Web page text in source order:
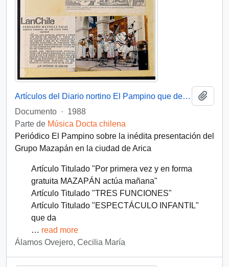
Artículos del Diario nortino El Pampino que destacan la presentación del Grupo Mazapán en la ciudad
Documento · 1988
Parte de Música Docta chilena
Periódico El Pampino sobre la inédita presentación del
Grupo Mazapán en la ciudad de Arica
Artículo Titulado "Por primera vez y en forma
gratuita MAZAPÁN actúa mañana"
Artículo Titulado "TRES FUNCIONES"
Artículo Titulado "ESPECTÁCULO INFANTIL"
que da
… read more
Álamos Ovejero, Cecilia María